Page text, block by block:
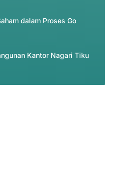
dalam Proses Go
Kantor Nagari Tiku